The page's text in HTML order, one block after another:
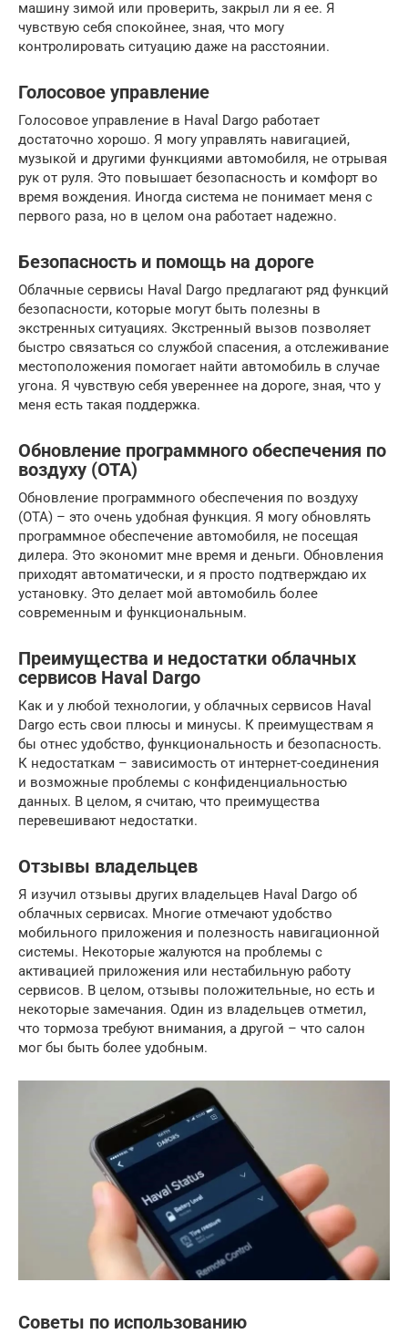
машину зимой или проверить, закрыл ли я ее. Я
чувствую себя спокойнее, зная, что могу
контролировать ситуацию даже на расстоянии.
Голосовое управление
Голосовое управление в Haval Dargo работает
достаточно хорошо. Я могу управлять навигацией,
музыкой и другими функциями автомобиля, не отрывая
рук от руля. Это повышает безопасность и комфорт во
время вождения. Иногда система не понимает меня с
первого раза, но в целом она работает надежно.
Безопасность и помощь на дороге
Облачные сервисы Haval Dargo предлагают ряд функций
безопасности, которые могут быть полезны в
экстренных ситуациях. Экстренный вызов позволяет
быстро связаться со службой спасения, а отслеживание
местоположения помогает найти автомобиль в случае
угона. Я чувствую себя увереннее на дороге, зная, что у
меня есть такая поддержка.
Обновление программного обеспечения по
воздуху (OTA)
Обновление программного обеспечения по воздуху
(OTA) – это очень удобная функция. Я могу обновлять
программное обеспечение автомобиля, не посещая
дилера. Это экономит мне время и деньги. Обновления
приходят автоматически, и я просто подтверждаю их
установку. Это делает мой автомобиль более
современным и функциональным.
Преимущества и недостатки облачных
сервисов Haval Dargo
Как и у любой технологии, у облачных сервисов Haval
Dargo есть свои плюсы и минусы. К преимуществам я
бы отнес удобство, функциональность и безопасность.
К недостаткам – зависимость от интернет-соединения
и возможные проблемы с конфиденциальностью
данных. В целом, я считаю, что преимущества
перевешивают недостатки.
Отзывы владельцев
Я изучил отзывы других владельцев Haval Dargo об
облачных сервисах. Многие отмечают удобство
мобильного приложения и полезность навигационной
системы. Некоторые жалуются на проблемы с
активацией приложения или нестабильную работу
сервисов. В целом, отзывы положительные, но есть и
некоторые замечания. Один из владельцев отметил,
что тормоза требуют внимания, а другой – что салон
мог бы быть более удобным.
Советы по использованию